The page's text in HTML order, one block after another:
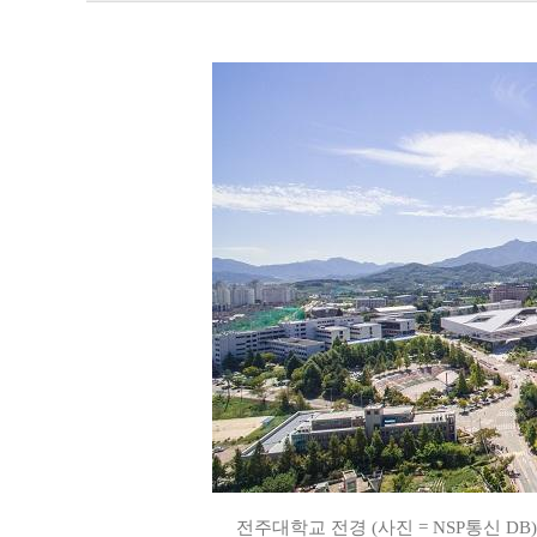
전주대학교 전경 (사진 = NSP통신 DB)